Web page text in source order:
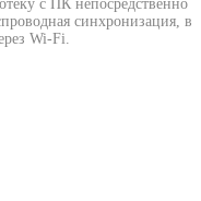
с ПК непосредственно
синхронизация, в
Wi-Fi.